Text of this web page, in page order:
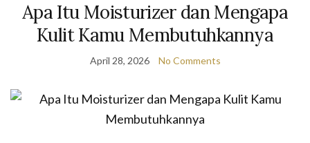
Apa Itu Moisturizer dan Mengapa
Kulit Kamu Membutuhkannya
April 28, 2026 No Comments